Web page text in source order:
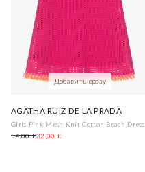
Добавить сразу
AGATHA RUIZ DE LA PRADA
Girls Pink Mesh Knit Cotton Beach Dress
54,00 £32,00 £